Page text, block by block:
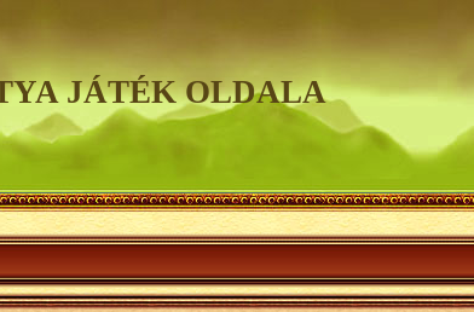
JÁTÉK OLDALA